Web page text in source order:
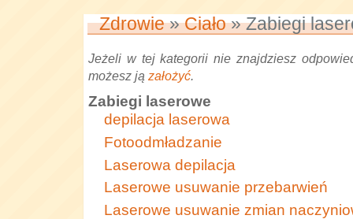
Zdrowie»Ciało» Zabiegi
Jeżeli w tej kategorii nie znajdziesz
możesz ją założyć.
Zabiegi laserowe
depilacja laserowa
Fotoodmładzanie
Laserowa depilacja
Laserowe usuwanie przebarwień
Laserowe usuwanie zmian